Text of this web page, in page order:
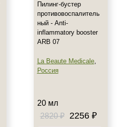
Пилинг-бустер
противовоспалитель
ный - Anti-
inflammatory booster
ARB 07
La Beaute Medicale,
Россия
20 мл
2820 ₽
2256 ₽